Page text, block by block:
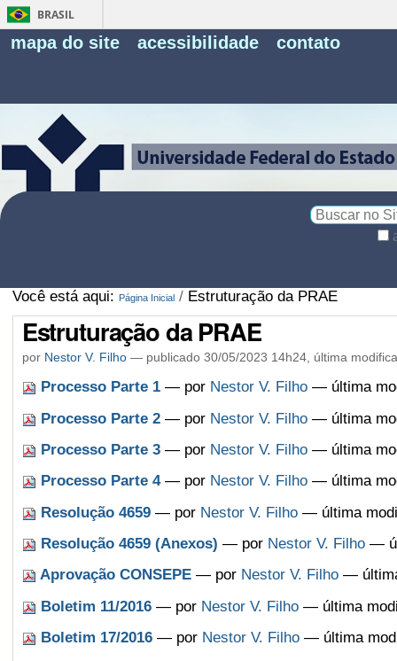
BRASIL
mapa do site acessibilidade contato
Você está aqui: Página Inicial / Estruturação da PRAE
Estruturação da PRAE
por Nestor V. Filho— publicado30/05/2023 14h24, última
Processo Parte 1 — por Nestor V. Filho— última
Processo Parte 2 — por Nestor V. Filho— última
Processo Parte 3 — por Nestor V. Filho— última
Processo Parte 4 — por Nestor V. Filho— última
Resolução 4659 — por Nestor V. Filho— última
Resolução 4659 (Anexos) — por Nestor V. Filho—
Aprovação CONSEPE — por Nestor V. Filho— última
Boletim 11/2016 — por Nestor V. Filho— última
Boletim 17/2016 — por Nestor V. Filho— última